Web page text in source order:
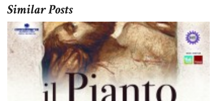
Similar Posts